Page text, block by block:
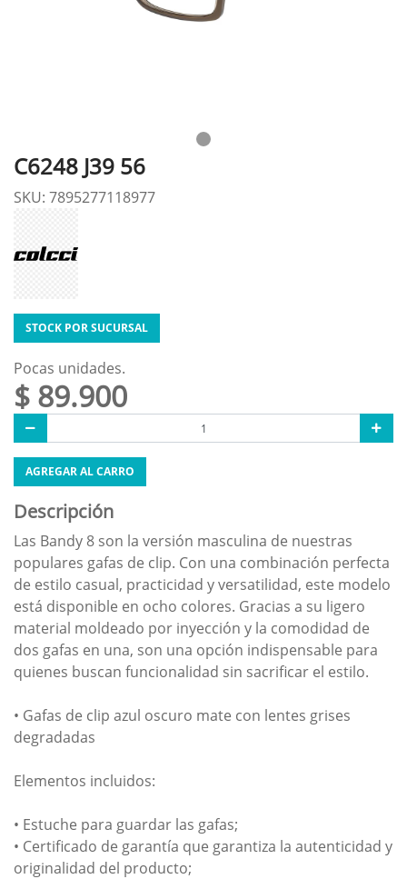
C6248 J39 56
SKU: 7895277118977
STOCK POR SUCURSAL
Pocas unidades.
$ 89.900
AGREGAR AL CARRO
Descripción
Las Bandy 8 son la versión masculina de nuestras
populares gafas de clip. Con una combinación perfecta
de estilo casual, practicidad y versatilidad, este modelo
está disponible en ocho colores. Gracias a su ligero
material moldeado por inyección y la comodidad de
dos gafas en una, son una opción indispensable para
quienes buscan funcionalidad sin sacrificar el estilo.
• Gafas de clip azul oscuro mate con lentes grises
degradadas
Elementos incluidos:
• Estuche para guardar las gafas;
• Certificado de garantía que garantiza la autenticidad y
originalidad del producto;